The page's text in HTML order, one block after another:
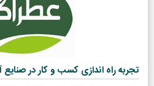
تجربه راه اندازی کسب و کار در